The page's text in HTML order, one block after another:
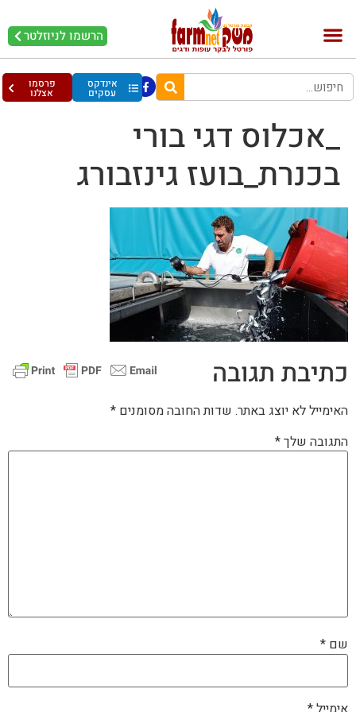
הרשמו לניוזלטר
אינדקס
עסקים
פרסמו
אצלנו
_אכלוס דגי בורי
בכנרת_בועז גינזבורג
כתיבת תגובה
האימייל לא יוצג באתר. שדות החובה מסומנים *
התגובה שלך*
שם *